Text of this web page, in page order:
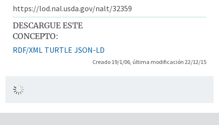
https://lod.nal.usda.gov/nalt/32359
DESCARGUE ESTE
CONCEPTO:
RDF/XML TURTLE JSON-LD
Creado 19/1/06, última modificación 22/12/15